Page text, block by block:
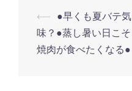
投
稿
ナ
⟵ ●早くも夏バテ気
味？●蒸し暑い日こそ
焼肉が食べたくなる●